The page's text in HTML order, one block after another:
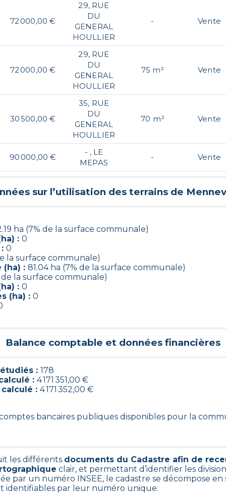
72 000,00 €
29, RUE
DU
GENERAL
HOULLIER
- Vente
72 000,00 €
29, RUE
DU
GENERAL
HOULLIER
75 m² Vente
30 500,00 €
35, RUE
DU
GENERAL
HOULLIER
70 m² Vente
90 000,00 €
- , LE
MEPAS
- Vente
sur l’utilisation des terrains de
ha (7% de la surface communale)
: 0
0
la surface communale)
(ha) : 81.04 ha (7% de la surface communale)
de la surface communale)
: 0
(ha) : 0
Balance comptable et données financières
: 178
: 4 171 351,00 €
: 4 171 352,00 €
bancaires publiques disponibles pour la
les différents documents du Cadastre afin de
clair, et permettant d’identifier les
par un numéro INSEE, le cadastre se décompose en
identifiables par leur numéro unique.